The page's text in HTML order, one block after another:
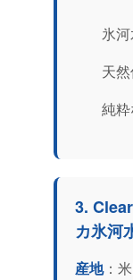
氷
天
純
3.
カ氷河
産地：